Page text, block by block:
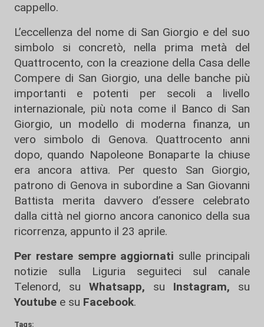
cappello.
L’eccellenza del nome di San Giorgio e del suo
simbolo si concretò, nella prima metà del
Quattrocento, con la creazione della Casa delle
Compere di San Giorgio, una delle banche più
importanti e potenti per secoli a livello
internazionale, più nota come il Banco di San
Giorgio, un modello di moderna finanza, un
vero simbolo di Genova. Quattrocento anni
dopo, quando Napoleone Bonaparte la chiuse
era ancora attiva. Per questo San Giorgio,
patrono di Genova in subordine a San Giovanni
Battista merita davvero d’essere celebrato
dalla città nel giorno ancora canonico della sua
ricorrenza, appunto il 23 aprile.
Per restare sempre aggiornati sulle principali
notizie sulla Liguria seguiteci sul canale
Telenord, su
Whatsapp, su Instagram, su
Youtube e su Facebook.
Tags: